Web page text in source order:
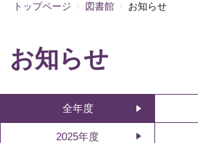
トップページ 図書館 お知らせ
お知らせ
全年度
2025年度